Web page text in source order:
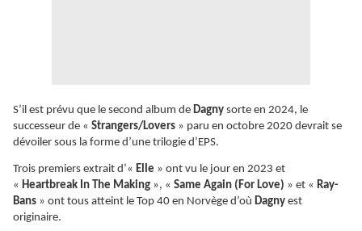
S’il est prévu que le second album de Dagny sorte en 2024, le
successeur de « Strangers/Lovers » paru en octobre 2020 devrait se
dévoiler sous la forme d’une trilogie d’EPS.
Trois premiers extrait d’« Elle » ont vu le jour en 2023 et
« Heartbreak In The Making », « Same Again (For Love) » et « Ray-
Bans » ont tous atteint le Top 40 en Norvège d’où Dagny est
originaire.